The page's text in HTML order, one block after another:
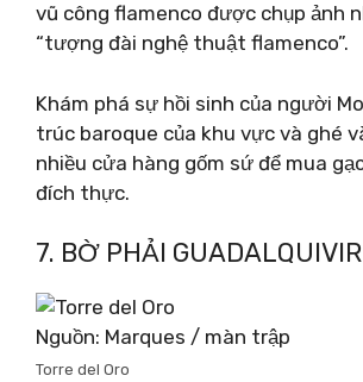
vũ công flamenco được chụp ảnh
“tượng đài nghệ thuật flamenco”.
Khám phá sự hồi sinh của người
trúc baroque của khu vực và ghé
nhiều cửa hàng gốm sứ để mua
đích thực.
7. BỜ PHẢI GUADALQUIVIR
Nguồn: Marques / màn trập
Torre del Oro